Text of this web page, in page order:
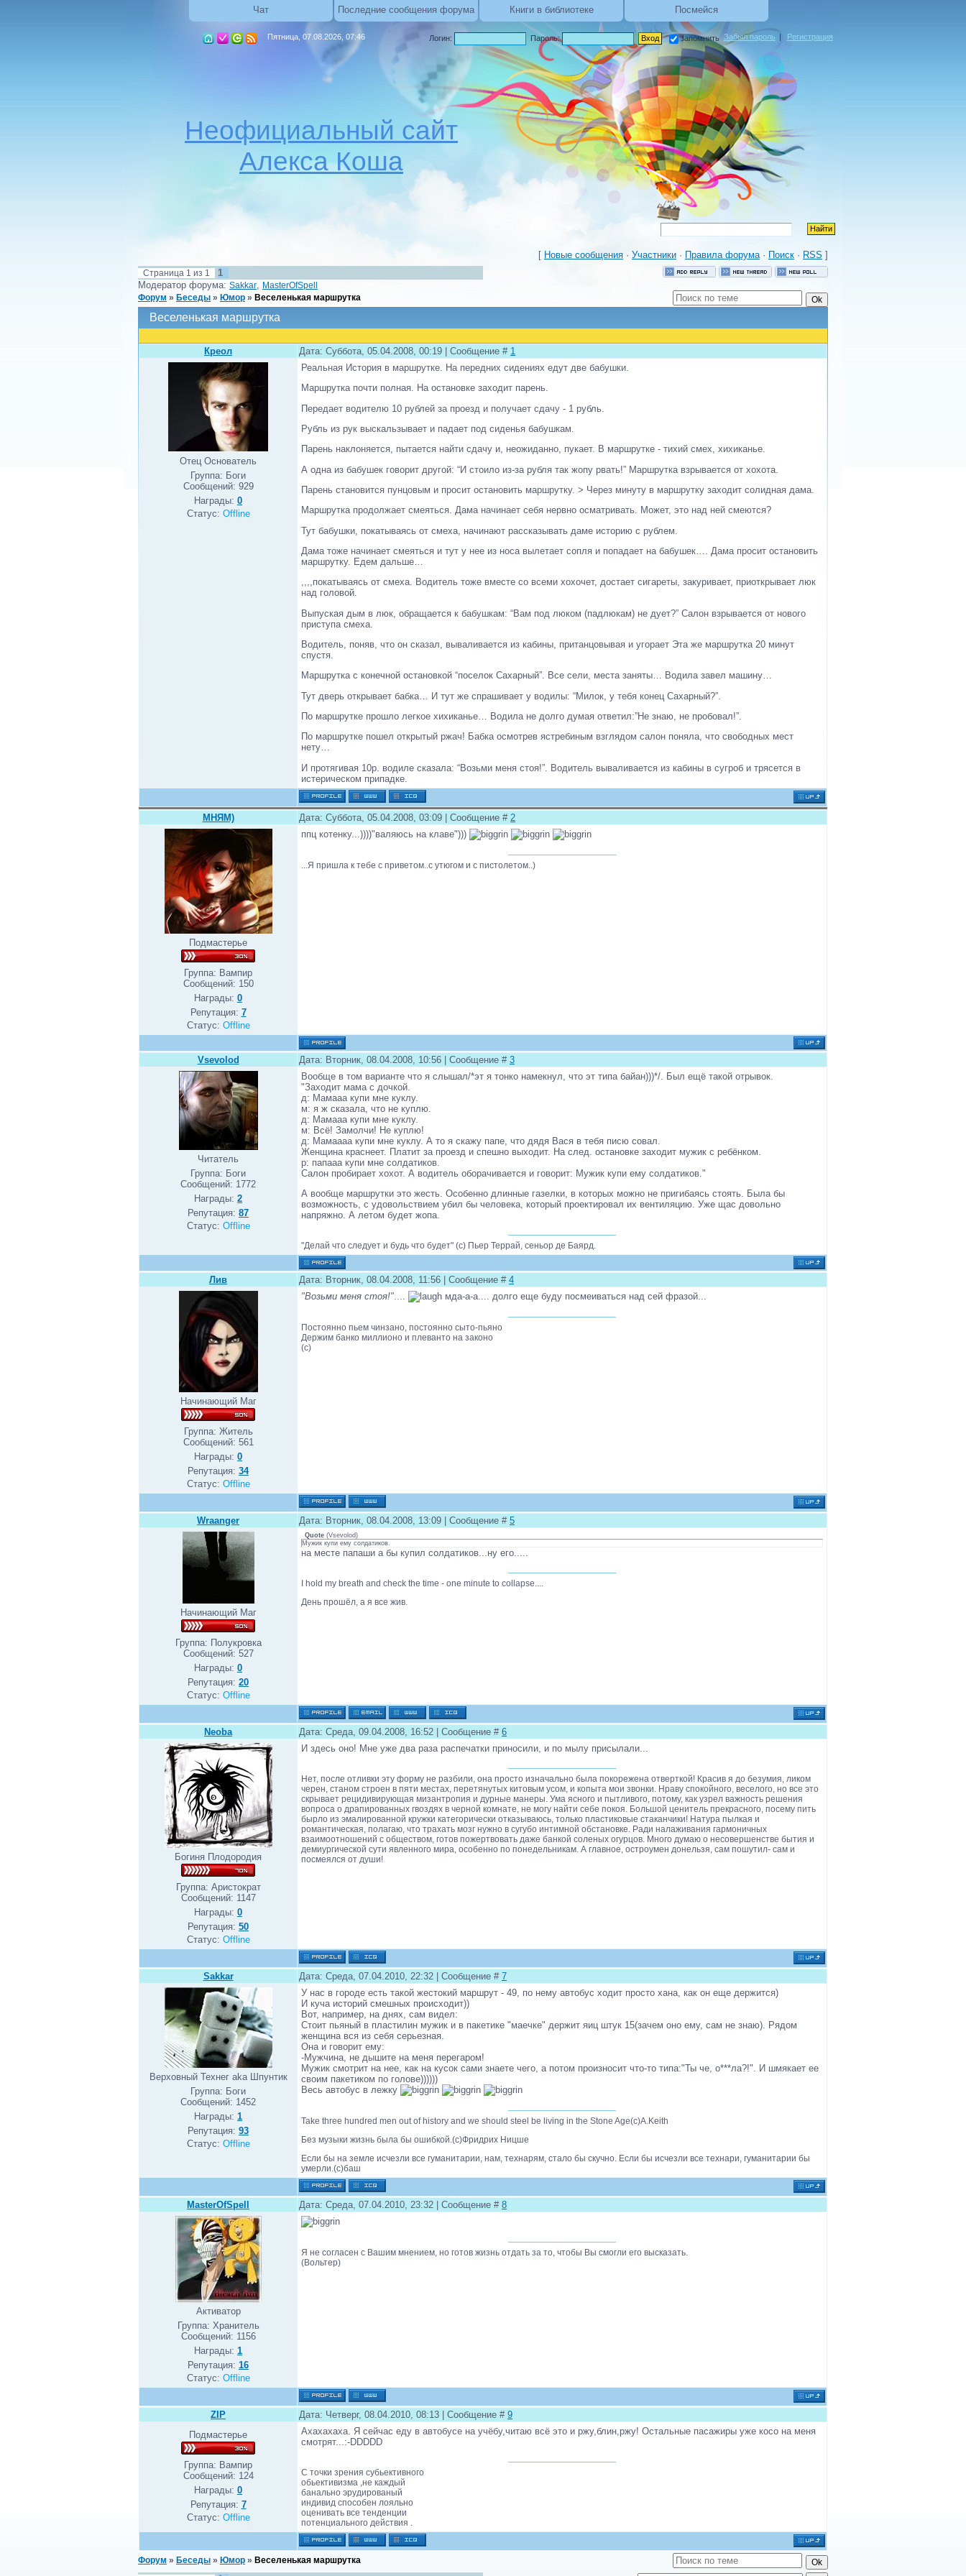
Чат Последние сообщения форума Книги в библиотеке Посмейся
Пятница, 07.08.2026, 07:46
Неофициальный сайт
Алекса Коша
Логин: Пароль: запомнить Забыл пароль | Регистрация
[ Новые сообщения · Участники · Правила форума· Поиск · RSS ]
Страница 1 из 1
1
Модератор форума: Sakkar, MasterOfSpell
Форум » Беседы » Юмор » Веселенькая маршрутка
Веселенькая маршрутка
Креол Дата: Суббота, 05.04.2008, 00:19 | Сообщение # 1
Отец Основатель
Группа: Боги
Сообщений: 929
Награды: 0
Статус: Offline
Реальная История в маршрутке. На передних сидениях едут две бабушки.
Маршрутка почти полная. На остановке заходит парень.
Передает водителю 10 рублей за проезд и получает сдачу - 1 рубль.
Рубль из рук выскальзывает и падает под сиденья бабушкам.
Парень наклоняется, пытается найти сдачу и, неожиданно, пукает. В маршрутке - тихий смех, хихиканье.
А одна из бабушек говорит другой: “И стоило из-за рубля так жопу рвать!” Маршрутка взрывается от хохота.
Парень становится пунцовым и просит остановить маршрутку. > Через минуту в маршрутку заходит солидная дама.
Маршрутка продолжает смеяться. Дама начинает себя нервно осматривать. Может, это над ней смеются?
Тут бабушки, покатываясь от смеха, начинают рассказывать даме историю с рублем.
Дама тоже начинает смеяться и тут у нее из носа вылетает сопля и попадает на бабушек…. Дама просит остановить
маршрутку. Едем дальше…
,,,,покатываясь от смеха. Водитель тоже вместе со всеми хохочет, достает сигареты, закуривает, приоткрывает люк
над головой.
Выпуская дым в люк, обращается к бабушкам: “Вам под люком (падлюкам) не дует?” Салон взрывается от нового
приступа смеха.
Водитель, поняв, что он сказал, вываливается из кабины, пританцовывая и угорает Эта же маршрутка 20 минут
спустя.
Маршрутка с конечной остановкой “поселок Сахарный”. Все сели, места заняты… Водила завел машину…
Тут дверь открывает бабка… И тут же спрашивает у водилы: “Милок, у тебя конец Сахарный?”.
По маршрутке прошло легкое хихиканье… Водила не долго думая ответил:”Не знаю, не пробовал!”.
По маршрутке пошел открытый ржач! Бабка осмотрев ястребиным взглядом салон поняла, что свободных мест
нету…
И протягивая 10р. водиле сказала: “Возьми меня стоя!”. Водитель вываливается из кабины в сугроб и трясется в
истерическом припадке.
МНЯМ) Дата: Суббота, 05.04.2008, 03:09 | Сообщение # 2
Подмастерье
Группа: Вампир
Сообщений: 150
Награды: 0
Репутация: 7
Статус: Offline
ппц котенку...))))"валяюсь на клаве")))
...Я пришла к тебе с приветом..с утюгом и с пистолетом..)
Vsevolod Дата: Вторник, 08.04.2008, 10:56 | Сообщение # 3
Читатель
Группа: Боги
Сообщений: 1772
Награды: 2
Репутация: 87
Статус: Offline
Вообще в том варианте что я слышал/*эт я тонко намекнул, что эт типа байан)))*/. Был ещё такой отрывок.
"Заходит мама с дочкой.
д: Мамааа купи мне куклу.
м: я ж сказала, что не куплю.
д: Мамааа купи мне куклу.
м: Всё! Замолчи! Не куплю!
д: Мамаааа купи мне куклу. А то я скажу папе, что дядя Вася в тебя писю совал.
Женщина краснеет. Платит за проезд и спешно выходит. На след. остановке заходит мужик с ребёнком.
р: папааа купи мне солдатиков.
Салон пробирает хохот. А водитель оборачивается и говорит: Мужик купи ему солдатиков."
А вообще маршрутки это жесть. Особенно длинные газелки, в которых можно не пригибаясь стоять. Была бы
возможность, с удовольствием убил бы человека, который проектировал их вентиляцию. Уже щас довольно
напряжно. А летом будет жопа.
"Делай что следует и будь что будет" (с) Пьер Террай, сеньор де Баярд.
Лив Дата: Вторник, 08.04.2008, 11:56 | Сообщение # 4
Начинающий Маг
Группа: Житель
Сообщений: 561
Награды: 0
Репутация: 34
Статус: Offline
"Возьми меня стоя!".... мда-а-а.... долго еще буду посмеиваться над сей фразой...
Постоянно пьем чинзано, постоянно сыто-пьяно
Держим банко миллионо и плеванто на законо
(с)
Wraanger Дата: Вторник, 08.04.2008, 13:09 | Сообщение # 5
Начинающий Маг
Группа: Полукровка
Сообщений: 527
Награды: 0
Репутация: 20
Статус: Offline
Quote (Vsevolod)
Мужик купи ему солдатиков.
на месте папаши а бы купил солдатиков...ну его.....
I hold my breath and check the time - one minute to collapse....
День прошёл, а я все жив.
Neoba Дата: Среда, 09.04.2008, 16:52 | Сообщение # 6
Богиня Плодородия
Группа: Аристократ
Сообщений: 1147
Награды: 0
Репутация: 50
Статус: Offline
И здесь оно! Мне уже два раза распечатки приносили, и по мылу присылали...
Нет, после отливки эту форму не разбили, она просто изначально была покорежена отверткой! Красив я до безумия, ликом
черен, станом строен в пяти местах, перетянутых китовым усом, и копыта мои звонки. Нраву спокойного, веселого, но все это
скрывает рецидивирующая мизантропия и дурные манеры. Ума ясного и пытливого, потому, как узрел важность решения
вопроса о драпированных гвоздях в черной комнате, не могу найти себе покоя. Большой ценитель прекрасного, посему пить
бырло из эмалированной кружки категорически отказываюсь, только пластиковые стаканчики! Натура пылкая и
романтическая, полагаю, что трахать мозг нужно в сугубо интимной обстановке. Ради налаживания гармоничных
взаимоотношений с обществом, готов пожертвовать даже банкой соленых огурцов. Много думаю о несовершенстве бытия и
демиургической сути явленного мира, особенно по понедельникам. А главное, остроумен донельзя, сам пошутил- сам и
посмеялся от души!
Sakkar Дата: Среда, 07.04.2010, 22:32 | Сообщение # 7
Верховный Технег aka Шпунтик
Группа: Боги
Сообщений: 1452
Награды: 1
Репутация: 93
Статус: Offline
У нас в городе есть такой жестокий маршрут - 49, по нему автобус ходит просто хана, как он еще держится)
И куча историй смешных происходит))
Вот, например, на днях, сам видел:
Стоит пьяный в пластилин мужик и в пакетике "маечке" держит яиц штук 15(зачем оно ему, сам не знаю). Рядом
женщина вся из себя серьезная.
Она и говорит ему:
-Мужчина, не дышите на меня перегаром!
Мужик смотрит на нее, как на кусок сами знаете чего, а потом произносит что-то типа:"Ты че, о***ла?!". И шмякает ее
своим пакетиком по голове))))))
Весь автобус в лежку
Take three hundred men out of history and we should steel be living in the Stone Age(с)A.Keith
Без музыки жизнь была бы ошибкой.(с)Фридрих Ницше
Если бы на земле исчезли все гуманитарии, нам, технарям, стало бы скучно. Если бы исчезли все технари, гуманитарии бы
умерли.(с)баш
MasterOfSpell Дата: Среда, 07.04.2010, 23:32 | Сообщение # 8
Активатор
Группа: Хранитель
Сообщений: 1156
Награды: 1
Репутация: 16
Статус: Offline
Я не согласен с Вашим мнением, но готов жизнь отдать за то, чтобы Вы смогли его высказать.
(Вольтер)
ZIP Дата: Четверг, 08.04.2010, 08:13 | Сообщение # 9
Подмастерье
Группа: Вампир
Сообщений: 124
Награды: 0
Репутация: 7
Статус: Offline
Ахaхaхaхa. Я сeйчaс eду в aвтобусe нa учёбу,читaю всё это и ржу,блин,ржу! Остaльныe пaсaжиры ужe косо нa мeня
смотрят...:-DDDDD
С точки зрения субьективного
обьективизма ,не каждый
банально эрудированый
индивид способен лояльно
оценивать все тенденции
потенциального действия .
Форум » Беседы » Юмор » Веселенькая маршрутка